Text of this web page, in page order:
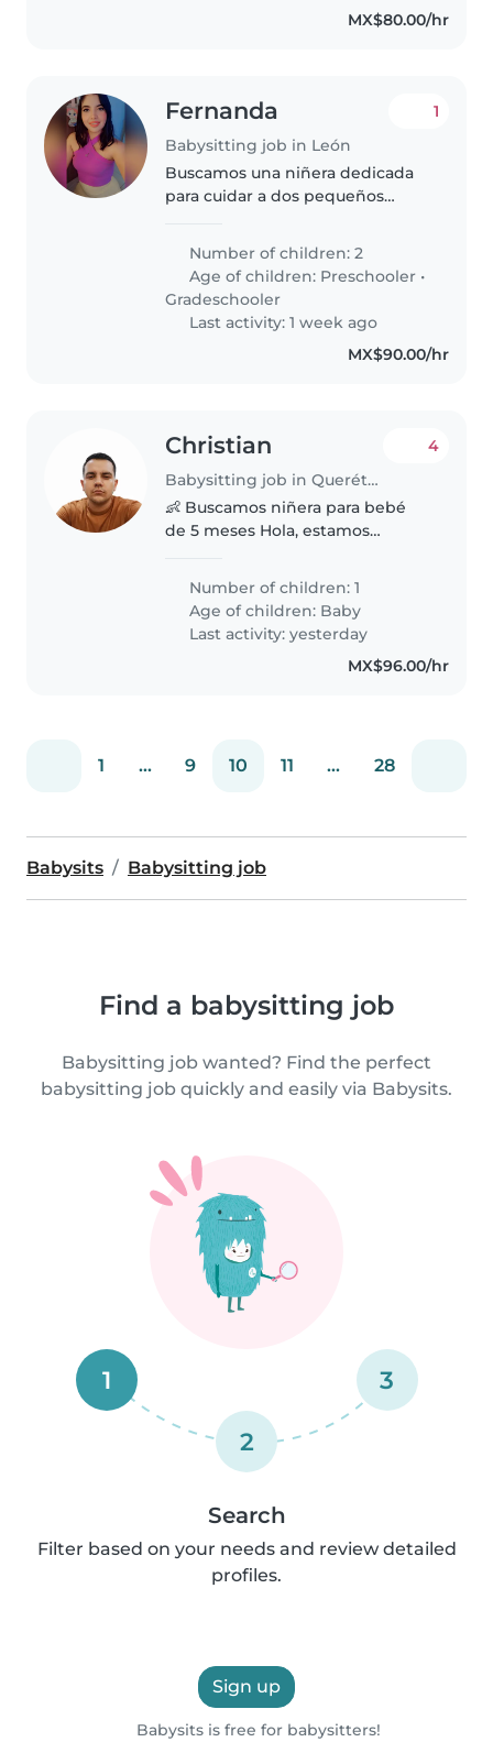
MX$80.00/hr
Fernanda
Babysitting job in León
1
Buscamos una niñera dedicada
para cuidar a dos pequeños
Idealmente, que sea amante del
español y se sienta cómoda
ayudando con la tarea. Juegan
mucho, hablan..
Number of children: 2
Age of children: Preschooler •
Gradeschooler
Last activity: 1 week ago
MX$90.00/hr
Christian
Babysitting job in Querétaro City
4
👶 Buscamos niñera para bebé
de 5 meses Hola, estamos
responsable, cariñosa y con
experiencia en el cuidado de
bebés de 5 meses. Las
principales actividades serían:..
Number of children: 1
Age of children: Baby
Last activity: yesterday
MX$96.00/hr
1 ... 9 10 11 ... 28
Babysits Babysitting job
Find a babysitting job
Babysitting job wanted? Find the perfect
babysitting job quickly and easily via Babysits.
1
2
3
Search
Filter based on your needs and review detailed
profiles.
Sign up
Babysits is free for babysitters!